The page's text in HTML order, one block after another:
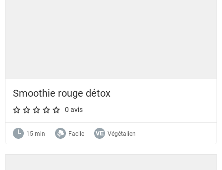
Smoothie rouge détox
A star rating of 0 out of 5.
0 avis
15 min Facile Végétalien